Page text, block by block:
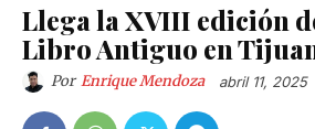
Llega la XVIII edición
Libro Antiguo en
Por Enrique Mendoza abril 11, 2025